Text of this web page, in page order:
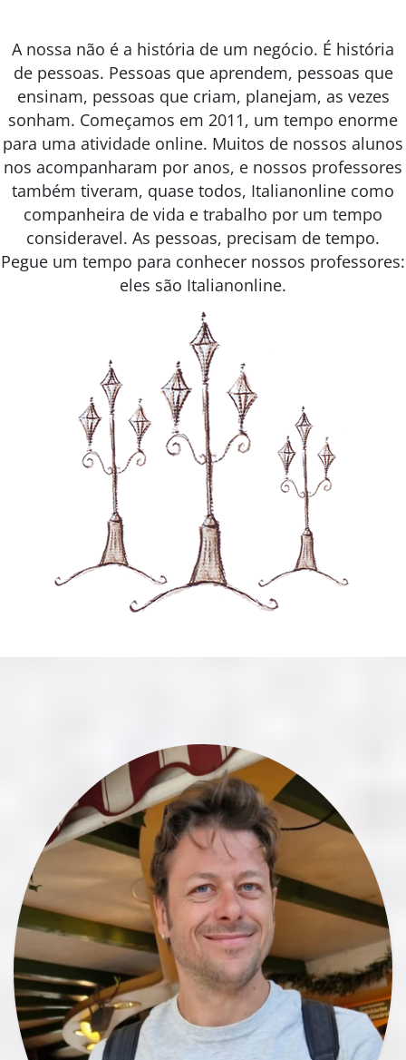
A nossa não é a história de um negócio. É história
de pessoas. Pessoas que aprendem, pessoas que
ensinam, pessoas que criam, planejam, as vezes
sonham. Começamos em 2011, um tempo enorme
para uma atividade online. Muitos de nossos alunos
nos acompanharam por anos, e nossos professores
também tiveram, quase todos, Italianonline como
companheira de vida e trabalho por um tempo
consideravel. As pessoas, precisam de tempo.
Pegue um tempo para conhecer nossos professores:
eles são Italianonline.